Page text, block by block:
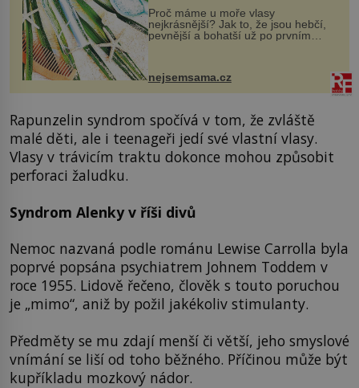
Proč máme u moře vlasy
nejkrásnější? Jak to, že jsou hebčí,
pevnější a bohatší už po prvním
vlasy. ...
nejsemsama.cz
Rapunzelin syndrom spočívá v tom, že zvláště
malé děti, ale i teenageři jedí své vlastní vlasy.
Vlasy v trávicím traktu dokonce mohou způsobit
perforaci žaludku.
Syndrom Alenky v říši divů
Nemoc nazvaná podle románu Lewise Carrolla byla
poprvé popsána psychiatrem Johnem Toddem v
roce 1955. Lidově řečeno, člověk s touto poruchou
je „mimo“, aniž by požil jakékoliv stimulanty.
Předměty se mu zdají menší či větší, jeho smyslové
vnímání se liší od toho běžného. Příčinou může být
kupříkladu mozkový nádor.